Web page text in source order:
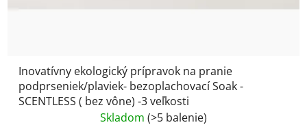
Inovatívny ekologický prípravok na pranie
podprseniek/plaviek- bezoplachovací Soak -
SCENTLESS ( bez vône) -3 veľkosti
Skladom (>5 balenie)